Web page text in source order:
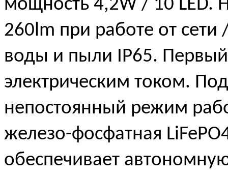
мощность 4,2W / 10 LED.
260lm при работе от
воды и пыли IP65.
электрическим током.
непостоянный режим
железо-фосфатная
обеспечивает